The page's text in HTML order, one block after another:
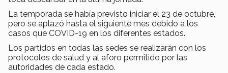
La temporada se había previsto iniciar el 23 de octubre,
pero se aplazó hasta el siguiente mes debido a los
casos que COVID-19 en los diferentes estados.
Los partidos en todas las sedes se realizarán con los
protocolos de salud y al aforo permitido por las
autoridades de cada estado.